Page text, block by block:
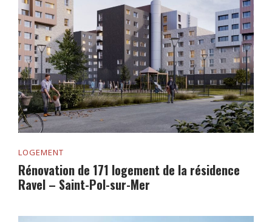
LOGEMENT
Rénovation de 171 logement de la résidence
Ravel – Saint-Pol-sur-Mer